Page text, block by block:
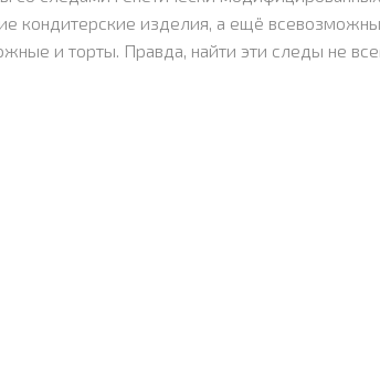
кондитерские изделия, а ещё
и торты. Правда, найти эти следы не